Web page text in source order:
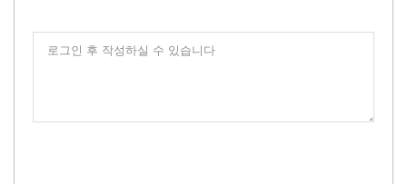
로그인 후 작성하실 수 있습니다